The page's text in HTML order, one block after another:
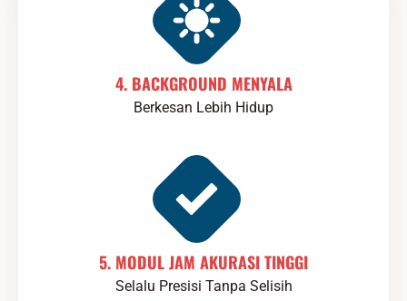
4. BACKGROUND MENYALA
Berkesan Lebih Hidup
5. MODUL JAM AKURASI TINGGI
Selalu Presisi Tanpa Selisih